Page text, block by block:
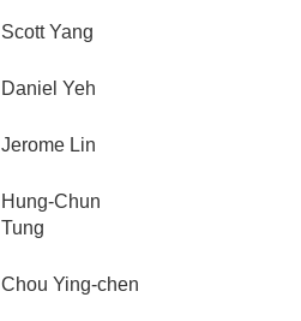
Scott Yang
Daniel Yeh
Jerome Lin
Hung-Chun
Tung
Chou Ying-chen